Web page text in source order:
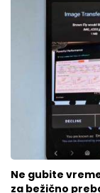
Ne gubite
za bežično